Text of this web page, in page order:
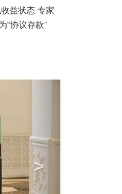
益状态 专家
“协议存款”
>